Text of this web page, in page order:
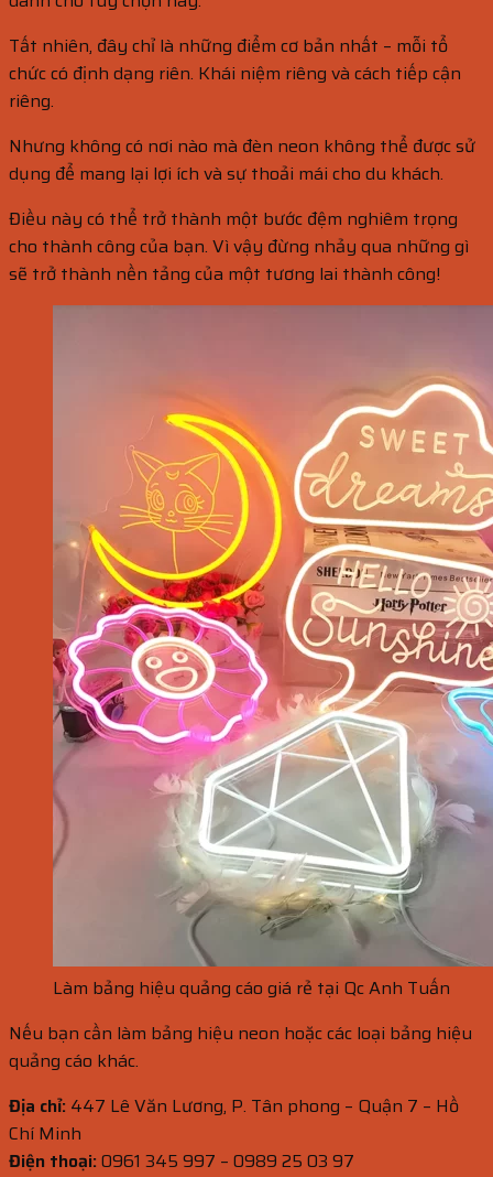
Tất nhiên, đây chỉ là những điểm cơ bản nhất – mỗi tổ
chức có định dạng riên. Khái niệm riêng và cách tiếp cận
riêng.
Nhưng không có nơi nào mà đèn neon không thể được sử
dụng để mang lại lợi ích và sự thoải mái cho du khách.
Điều này có thể trở thành một bước đệm nghiêm trọng
cho thành công của bạn. Vì vậy đừng nhảy qua những gì
sẽ trở thành nền tảng của một tương lai thành công!
Làm bảng hiệu quảng cáo giá rẻ tại Qc Anh Tuấn
Nếu bạn cần làm bảng hiệu neon hoặc các loại bảng hiệu
quảng cáo khác.
Địa chỉ: 447 Lê Văn Lương, P. Tân phong – Quận 7 – Hồ
Chí Minh
Điện thoại:0961 345 997 – 0989 25 03 97